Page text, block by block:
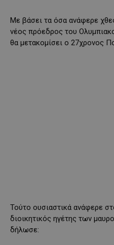
Με βάσει τα όσα ανάφερε
νέος πρόεδρος του
θα μετακομίσει ο 27χρονος
Τούτο ουσιαστικά ανάφερε
διοικητικός ηγέτης των
δήλωσε: